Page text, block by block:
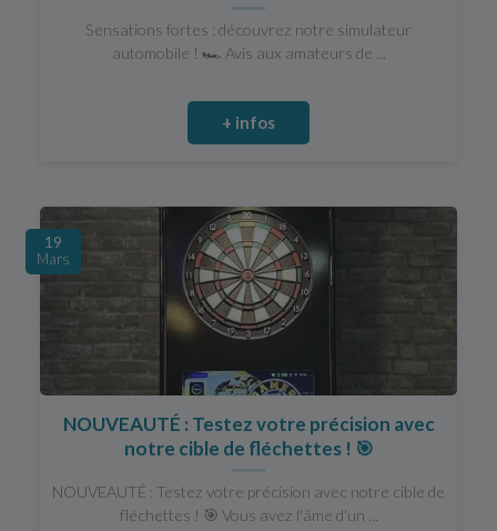
Sensations fortes : découvrez notre simulateur
automobile ! 🏎️ Avis aux amateurs de ...
+ infos
19
Mars
NOUVEAUTÉ : Testez votre précision avec
notre cible de fléchettes ! 🎯
NOUVEAUTÉ : Testez votre précision avec notre cible de
fléchettes ! 🎯 Vous avez l'âme d'un ...